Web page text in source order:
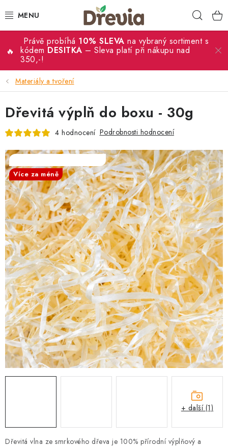
na
SVATBA 💍
DÁRKY
KUCHYŇSKÉ POTŘEBY
DEKORACE
PŘÍLEŽITOSTI
MATERIÁLY A TVOŘENÍ
PRO FIRMY
NOVINKY
VÝPRODEJ 🔥
Hodnocení obchodu
Stav objednávky
Reklamace a vrácení zboží
Jak nakupovat
Dřeviny a certifikáty
Pro firmy Velkoobchod Kontakt
Právě probíhá 10% SLEVA na vybraný sortiment s
kódem DESITKA – Sleva platí při nákupu nad
350,-!
Materiály a tvoření
Dřevitá vlna ze smrkového dřeva je 100% přírodní výplňový a
Dřevitá výplň do boxu - 30g
4 hodnocení Podrobnosti hodnocení
Více za méně
+ další (1)